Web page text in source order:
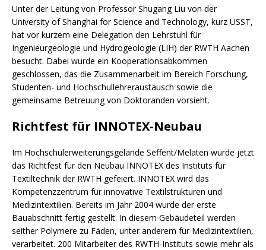
Unter der Leitung von Professor Shugang Liu von der
University of Shanghai for Science and Technology, kurz USST,
hat vor kurzem eine Delegation den Lehrstuhl für
Ingenieurgeologie und Hydrogeologie (LIH) der RWTH Aachen
besucht. Dabei wurde ein Kooperationsabkommen
geschlossen, das die Zusammenarbeit im Bereich Forschung,
Studenten- und Hochschullehreraustausch sowie die
gemeinsame Betreuung von Doktoranden vorsieht.
Richtfest für INNOTEX-Neubau
Im Hochschulerweiterungsgelände Seffent/Melaten wurde jetzt
das Richtfest für den Neubau INNOTEX des Instituts für
Textiltechnik der RWTH gefeiert. INNOTEX wird das
Kompetenzzentrum für innovative Textilstrukturen und
Medizintextilien. Bereits im Jahr 2004 wurde der erste
Bauabschnitt fertig gestellt. In diesem Gebäudeteil werden
seither Polymere zu Fäden, unter anderem für Medizintextilien,
verarbeitet. 200 Mitarbeiter des RWTH-Instituts sowie mehr als